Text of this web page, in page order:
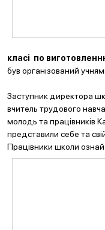
класі по
був організований
Заступник директора
вчитель трудового
молодь та працівників
представили себе та
Працівники школи